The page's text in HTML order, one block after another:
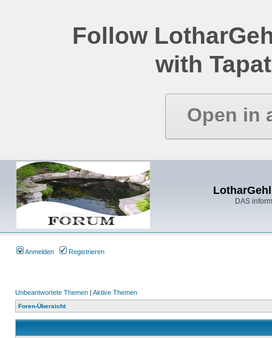
Follow
with
Open in
DAS
Anmelden Registrieren
Unbeantwortete Themen | Aktive Themen
Foren-Übersicht